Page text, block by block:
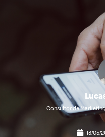
Consultor de
13/05/